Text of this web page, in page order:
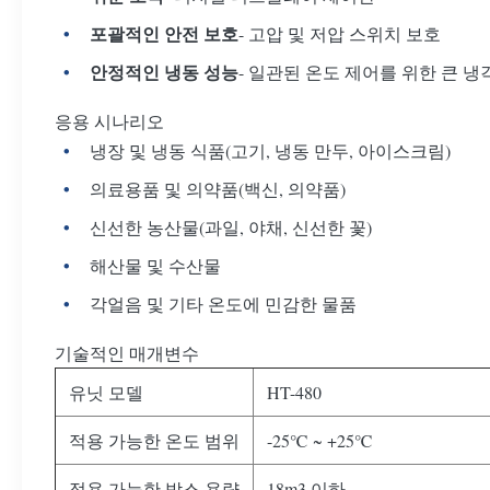
포괄적인 안전 보호- 고압 및 저압 스위치 보호
안정적인 냉동 성능- 일관된 온도 제어를 위한 큰 냉
응용 시나리오
냉장 및 냉동 식품(고기, 냉동 만두, 아이스크림)
의료용품 및 의약품(백신, 의약품)
신선한 농산물(과일, 야채, 신선한 꽃)
해산물 및 수산물
각얼음 및 기타 온도에 민감한 물품
기술적인 매개변수
유닛 모델
HT-480
적용 가능한 온도 범위 -25℃ ~ +25℃